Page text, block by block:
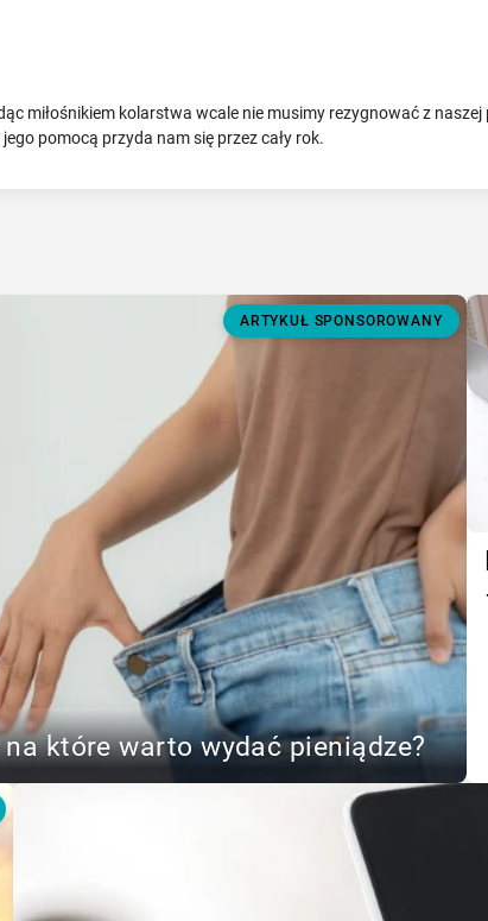
miłośnikiem kolarstwa wcale nie musimy rezygnować z
pomocą przyda nam się przez cały rok.
ARTYKUŁ SPONSOROWANY
które warto wydać pieniądze?